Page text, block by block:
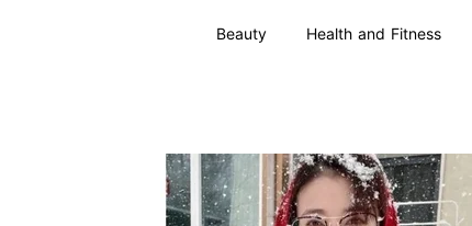
Beauty Health and Fitness